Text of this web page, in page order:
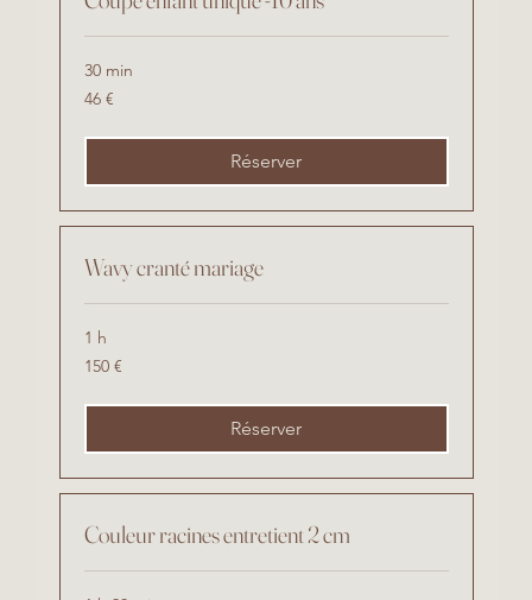
30 min
46
euros
46 €
Réserver
Wavy cranté mariage
1 h
150
euros
150 €
Réserver
Couleur racines entretient 2 cm